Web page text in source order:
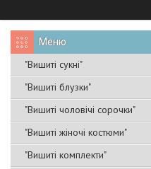
"Вишиті сукні"
"Вишиті блузки"
"Вишиті чоловічі сорочки"
"Вишиті жіночі костюми"
"Вишиті комплекти"